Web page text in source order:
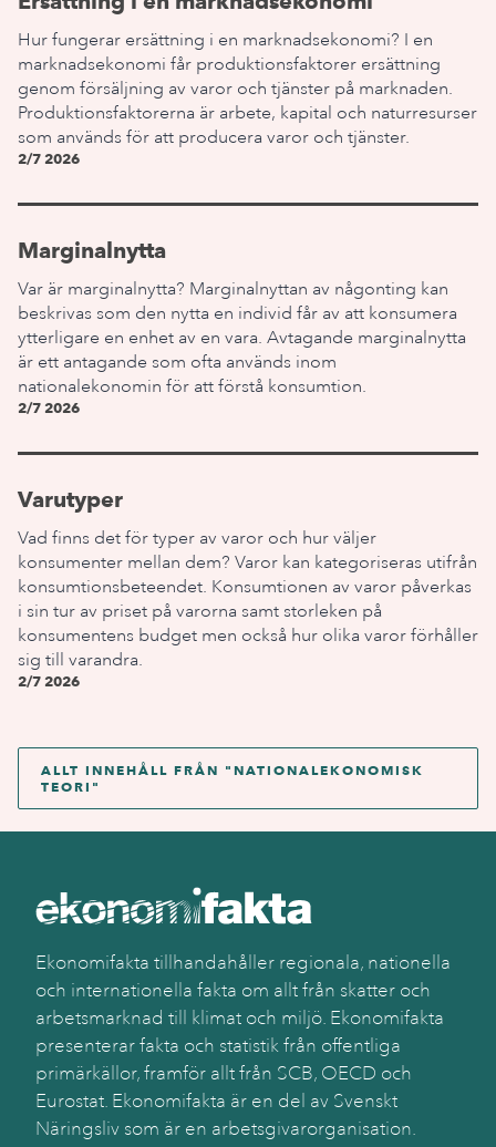
Hur fungerar ersättning i en marknadsekonomi? I en
marknadsekonomi får produktionsfaktorer ersättning
genom försäljning av varor och tjänster på marknaden.
Produktionsfaktorerna är arbete, kapital och naturresurser
som används för att producera varor och tjänster.
2/7 2026
Marginalnytta
Var är marginalnytta? Marginalnyttan av någonting kan
beskrivas som den nytta en individ får av att konsumera
ytterligare en enhet av en vara. Avtagande marginalnytta
är ett antagande som ofta används inom
nationalekonomin för att förstå konsumtion.
2/7 2026
Varutyper
Vad finns det för typer av varor och hur väljer
konsumenter mellan dem? Varor kan kategoriseras utifrån
konsumtionsbeteendet. Konsumtionen av varor påverkas
i sin tur av priset på varorna samt storleken på
konsumentens budget men också hur olika varor förhåller
sig till varandra.
2/7 2026
ALLT INNEHÅLL FRÅN " NATIONALEKONOMISK
TEORI "
Ekonomifakta tillhandahåller regionala, nationella
och internationella fakta om allt från skatter och
arbetsmarknad till klimat och miljö. Ekonomifakta
presenterar fakta och statistik från offentliga
primärkällor, framför allt från SCB, OECD och
Eurostat. Ekonomifakta är en del av Svenskt
Näringsliv som är en arbetsgivarorganisation.